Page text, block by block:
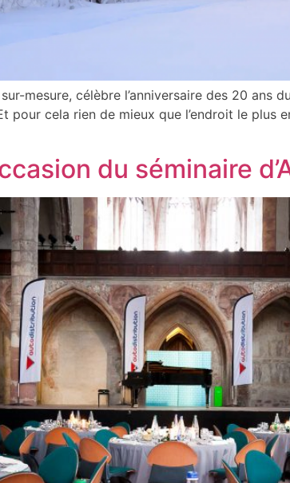
mesure, célèbre l’anniversaire des 20 ans
pour cela rien de mieux que l’endroit le plus
du séminaire